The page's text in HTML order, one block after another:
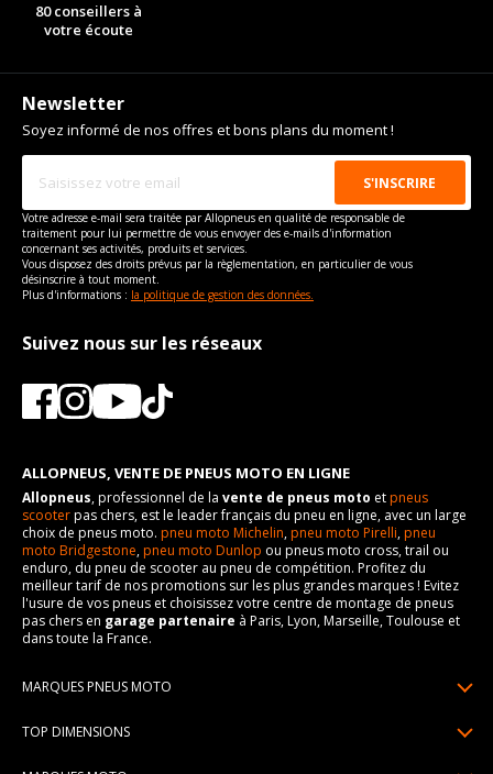
80 conseillers à
votre écoute
Newsletter
Soyez informé de nos offres et bons plans du moment !
Votre adresse e-mail sera traitée par Allopneus en qualité de responsable de
traitement pour lui permettre de vous envoyer des e-mails d'information
concernant ses activités, produits et services.
Vous disposez des droits prévus par la règlementation, en particulier de vous
désinscrire à tout moment.
Plus d'informations : la politique de gestion des données.
Suivez nous sur les réseaux
ALLOPNEUS, VENTE DE PNEUS MOTO EN LIGNE
Allopneus, professionnel de la vente de pneus moto etpneus
scooterpas chers, est le leader français du pneu en ligne, avec un large
choix de pneus moto. pneu moto Michelin,pneu moto Pirelli,pneu
moto Bridgestone,pneu moto Dunlop ou pneus moto cross, trail ou
enduro, du pneu de scooter au pneu de compétition. Profitez du
meilleur tarif de nos promotions sur les plus grandes marques ! Evitez
l'usure de vos pneus et choisissez votre centre de montage de pneus
pas chers en garage partenaire à Paris, Lyon, Marseille, Toulouse et
dans toute la France.
MARQUES PNEUS MOTO
TOP DIMENSIONS